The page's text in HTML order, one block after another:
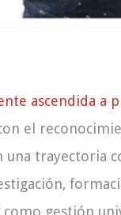
ascendida a
el
una trayectoria
gestión